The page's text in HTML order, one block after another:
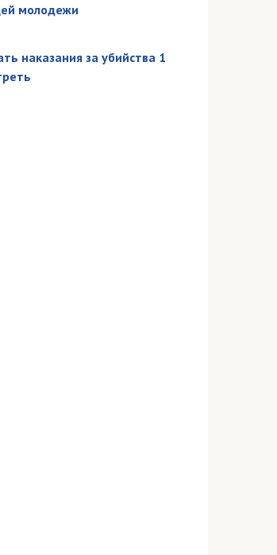
молодежи
наказания за убийства 1